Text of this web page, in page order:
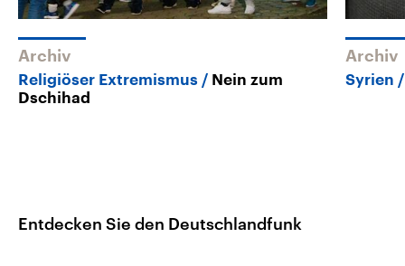
Archiv
Religiöser Extremismus
Nein zum
Dschihad
Archiv
Syrien
Entdecken Sie den Deutschlandfunk